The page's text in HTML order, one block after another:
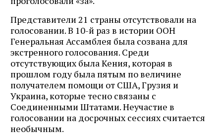
Представители 21 страны отсутствовали на
голосовании. В 10-й раз в истории ООН
Генеральная Ассамблея была созвана для
экстренного голосования. Среди
отсутствующих была Кения, которая в
прошлом году была пятым по величине
получателем помощи от США, Грузия и
Украина, которые тесно связаны с
Соединенными Штатами. Неучастие в
голосовании на досрочных сессиях считается
необычным.